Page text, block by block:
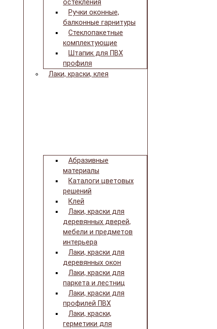
остекления
Ручки оконные,
балконные гарнитуры
Стеклопакетные
комплектующие
Штапик для ПВХ
профиля
Лаки, краски, клея
Абразивные
материалы
Каталоги цветовых
решений
Клей
Лаки, краски для
деревянных дверей,
мебели и предметов
интерьера
Лаки, краски для
деревянных окон
Лаки, краски для
паркета и лестниц
Лаки, краски для
профилей ПВХ
Лаки, краски,
герметики для